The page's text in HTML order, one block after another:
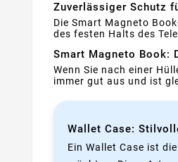
Zuverlässiger Schutz
Die Smart Magneto
des festen Halts des
Smart Magneto Book:
Wenn Sie nach einer
immer gut aus und ist
Wallet Case:
Ein Wallet Case ist